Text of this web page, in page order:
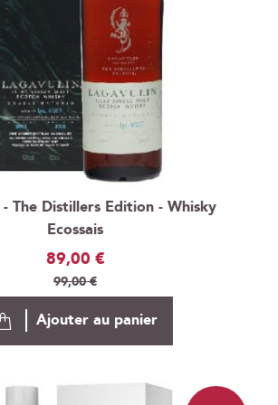
The Distillers Edition - Whisky
Ecossais
Prix
Spécial
89,00 €
99,00 €
Ajouter au panier